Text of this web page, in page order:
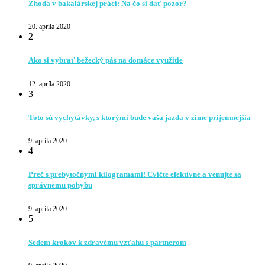
Zhoda v bakalárskej práci: Na čo si dať pozor?
20. apríla 2020
2
Ako si vybrať bežecký pás na domáce využitie
12. apríla 2020
3
Toto sú vychytávky, s ktorými bude vaša jazda v zime príjemnejšia
9. apríla 2020
4
Preč s prebytočnými kilogramami! Cvičte efektívne a venujte sa
správnemu pohybu
9. apríla 2020
5
Sedem krokov k zdravému vzťahu s partnerom